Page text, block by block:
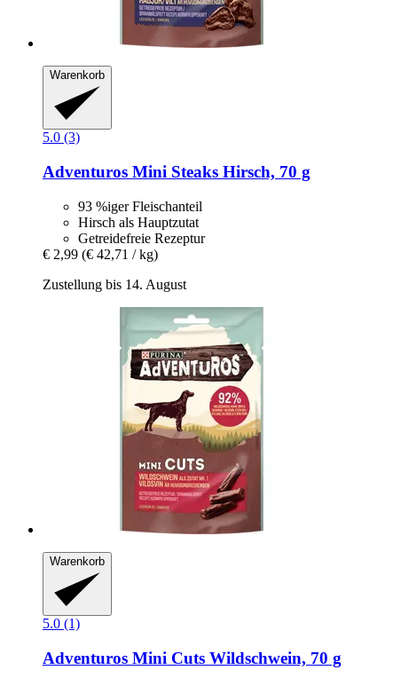
Warenkorb
5.0 (3)
Adventuros Mini Steaks Hirsch, 70 g
93 %iger Fleischanteil
Hirsch als Hauptzutat
Getreidefreie Rezeptur
€ 2,99 (€ 42,71 / kg)
Zustellung bis 14. August
Warenkorb
5.0 (1)
Adventuros Mini Cuts Wildschwein, 70 g